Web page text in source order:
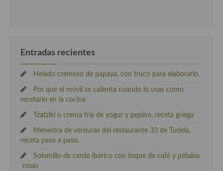
Entradas recientes
Helado cremoso de papaya, con truco para elaborarlo.
Por qué el móvil se calienta cuando lo usas como
recetario en la cocina
Tzatziki o crema fría de yogur y pepino, receta griega
Menestra de verduras del restaurante 33 de Tudela,
receta paso a paso.
Solomillo de cerdo ibérico con toque de café y pétalos
rosas